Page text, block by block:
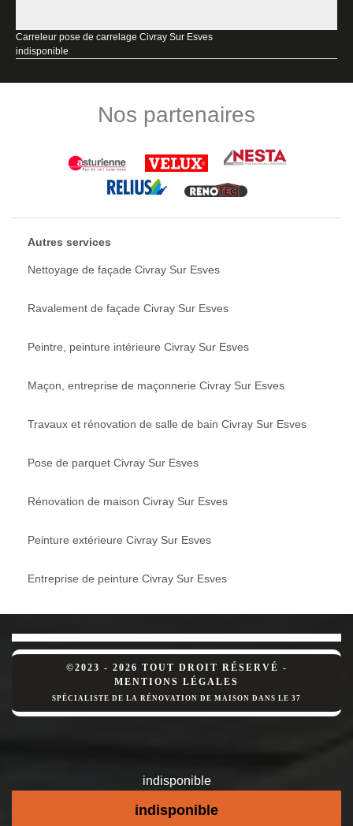
Carreleur pose de carrelage Civray Sur Esves
indisponible
Nos partenaires
Autres services
Nettoyage de façade Civray Sur Esves
Ravalement de façade Civray Sur Esves
Peintre, peinture intérieure Civray Sur Esves
Maçon, entreprise de maçonnerie Civray Sur Esves
Travaux et rénovation de salle de bain Civray Sur Esves
Pose de parquet Civray Sur Esves
Rénovation de maison Civray Sur Esves
Peinture extérieure Civray Sur Esves
Entreprise de peinture Civray Sur Esves
©2023 - 2026 TOUT DROIT RÉSERVÉ -
MENTIONS LÉGALES
SPÉCIALISTE DE LA RÉNOVATION DE MAISON DANS LE 37
indisponible
indisponible